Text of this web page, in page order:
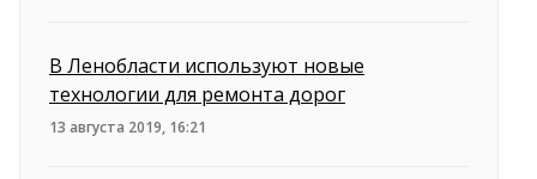
В Ленобласти используют новые
технологии для ремонта дорог
13 августа 2019, 16:21